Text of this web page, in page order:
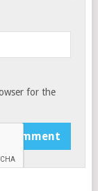
for the